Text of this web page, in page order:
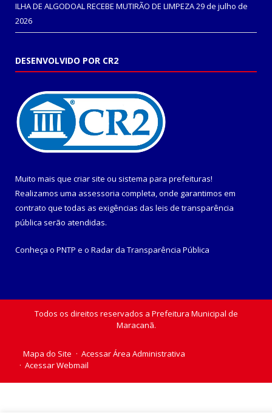
ILHA DE ALGODOAL RECEBE MUTIRÃO DE LIMPEZA29 de julho de
2026
DESENVOLVIDO POR CR2
Muito mais que criar site ou sistema para prefeituras!
Realizamos uma assessoria completa, onde garantimos em
contrato que todas as exigências das leis de transparência
pública serão atendidas.
Conheça o PNTP e o Radar da Transparência Pública
Todos os direitos reservados a Prefeitura Municipal de
Maracanã.
Mapa do Site
Acessar Área Administrativa
Acessar Webmail